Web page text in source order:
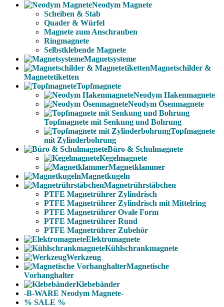
Neodym Magnete
Scheiben & Stab
Quader & Würfel
Magnete zum Anschrauben
Ringmagnete
Selbstklebende Magnete
Magnetsysteme
Magnetschilder &
Magnetetiketten
Topfmagnete
Neodym Hakenmagnete
Neodym Ösenmagnete
Topfmagnete mit Senkung und Bohrung
Topfmagnete
mit Zylinderbohrung
Büro & Schulmagnete
Kegelmagnete
Magnetklammer
Magnetkugeln
Magnetrührstäbchen
PTFE Magnetrührer Zylindrisch
PTFE Magnetrührer Zylindrisch mit Mittelring
PTFE Magnetrührer Ovale Form
PTFE Magnetrührer Rund
PTFE Magnetrührer Zubehör
Elektromagnete
Kühlschrankmagnete
Werkzeug
Magnetische
Vorhanghalter
Klebebänder
-B-WARE Neodym Magnete-
% SALE %